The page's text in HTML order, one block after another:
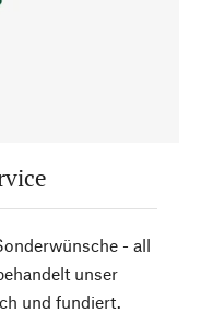
- all
unser
und fundiert.